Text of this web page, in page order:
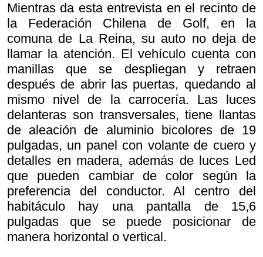
Mientras da esta entrevista en el recinto de
la Federación Chilena de Golf, en la
comuna de La Reina, su auto no deja de
llamar la atención. El vehículo cuenta con
manillas que se despliegan y retraen
después de abrir las puertas, quedando al
mismo nivel de la carrocería. Las luces
delanteras son transversales, tiene llantas
de aleación de aluminio bicolores de 19
pulgadas, un panel con volante de cuero y
detalles en madera, además de luces Led
que pueden cambiar de color según la
preferencia del conductor. Al centro del
habitáculo hay una pantalla de 15,6
pulgadas que se puede posicionar de
manera horizontal o vertical.